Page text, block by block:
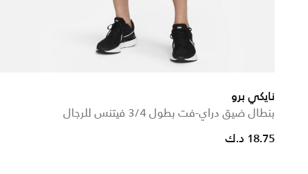
نايكي برو
بنطال ضيق دراي-فت بطول 3/4 فيتنس للرجال
18.75 د.ك